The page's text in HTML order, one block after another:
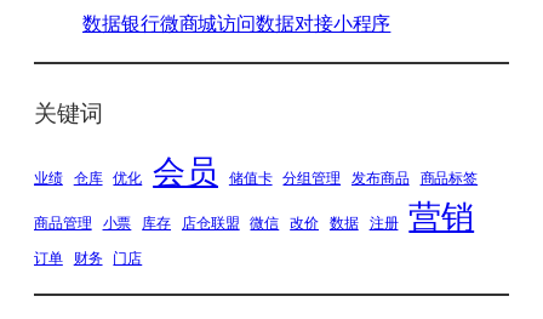
数据银行微商城访问数据对接小程序
关键词
业绩 仓库 优化 会员 储值卡 分组管理 发布商品 商品标签
商品管理 小票 库存 店仓联盟 微信 改价 数据 注册 营销
订单 财务 门店